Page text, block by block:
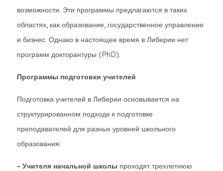
возможности. Эти программы предлагаются в таких
областях, как образование, государственное управление
и бизнес. Однако в настоящее время в Либерии нет
программ докторантуры (PhD).
Программы подготовки учителей
Подготовка учителей в Либерии основывается на
структурированном подходе к подготовке
преподавателей для разных уровней школьного
образования:
- Учителя начальной школы проходят трехлетнюю